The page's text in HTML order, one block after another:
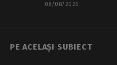
08/08/2026
PE ACELAȘI SUBIECT